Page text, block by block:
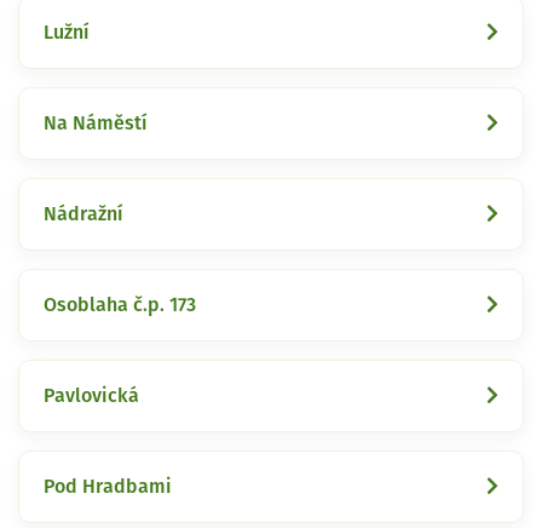
Lužní
Na Náměstí
Nádražní
Osoblaha č.p. 173
Pavlovická
Pod Hradbami